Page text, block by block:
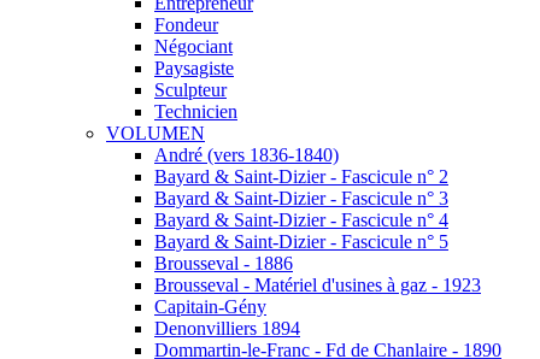
Fondeur
Négociant
Paysagiste
Sculpteur
Technicien
VOLUMEN
André (vers 1836-1840)
Bayard & Saint-Dizier - Fascicule n° 2
Bayard & Saint-Dizier - Fascicule n° 3
Bayard & Saint-Dizier - Fascicule n° 4
Bayard & Saint-Dizier - Fascicule n° 5
Brousseval - 1886
Brousseval - Matériel d'usines à gaz - 1923
Capitain-Gény
Denonvilliers 1894
Dommartin-le-Franc - Fd de Chanlaire - 1890